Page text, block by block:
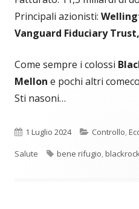
Principali azionisti:
Vanguard Fiduciary
Come sempre i colossi
Mellon e pochi altri
Sti nasoni…
Pubblicato
1 Luglio 2024 Categorie
Controllo,
Salute
Tag
bene rifugio,